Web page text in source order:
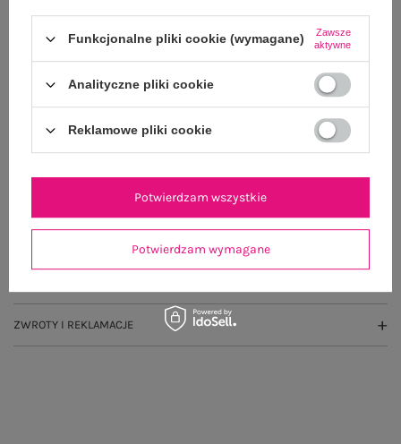
Wysyłkajutro
OPIS PRODUKTU
ZWROTY I REKLAMACJE
Funkcjonalne pliki cookie (wymagane)
Zawsze
aktywne
Analityczne pliki cookie
Reklamowe pliki cookie
Potwierdzam wymagane
Potwierdzam wszystkie